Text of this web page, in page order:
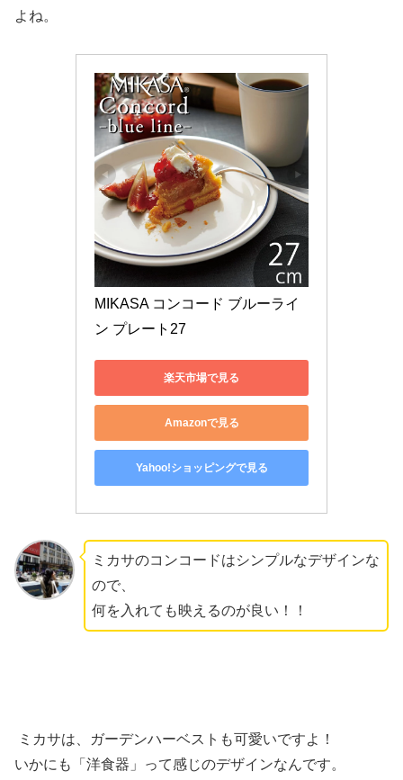
よね。
MIKASA コンコード ブルーライ
ン プレート27
楽天市場で見る
Amazonで見る
Yahoo!ショッピングで見る
ミカサのコンコードはシンプルなデザインな
ので、
何を入れても映えるのが良い！！
ミカサは、ガーデンハーベストも可愛いですよ！
いかにも「洋食器」って感じのデザインなんです。